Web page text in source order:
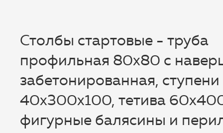
Столбы стартовые - труба
профильная 80х80 с
забетонированная, ступени
40х300х100, тетива
фигурные балясины и